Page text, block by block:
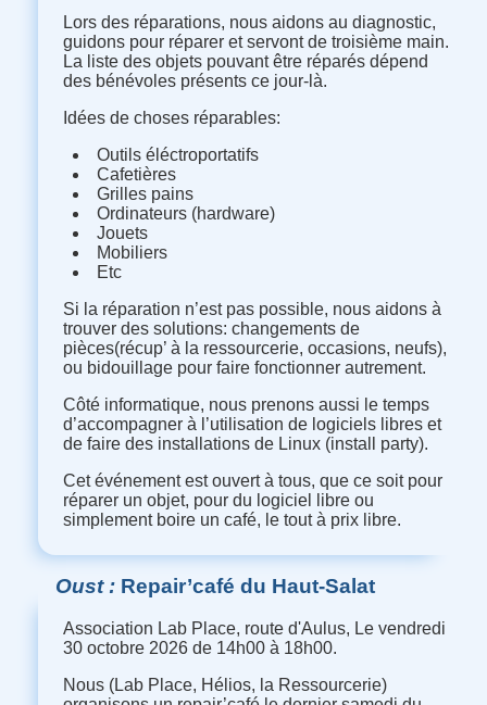
Lors des réparations, nous aidons au diagnostic,
guidons pour réparer et servont de troisième main.
La liste des objets pouvant être réparés dépend
des bénévoles présents ce jour-là.
Idées de choses réparables:
Outils éléctroportatifs
Cafetières
Grilles pains
Ordinateurs (hardware)
Jouets
Mobiliers
Etc
Si la réparation n’est pas possible, nous aidons à
trouver des solutions: changements de
pièces(récup’ à la ressourcerie, occasions, neufs),
ou bidouillage pour faire fonctionner autrement.
Côté informatique, nous prenons aussi le temps
d’accompagner à l’utilisation de logiciels libres et
de faire des installations de Linux (install party).
Cet événement est ouvert à tous, que ce soit pour
réparer un objet, pour du logiciel libre ou
simplement boire un café, le tout à prix libre.
Oust Repair’café du Haut-Salat
Association Lab Place, route d'Aulus, Le vendredi
30 octobre 2026 de 14h00 à 18h00.
Nous (Lab Place, Hélios, la Ressourcerie)